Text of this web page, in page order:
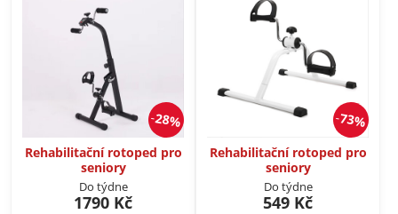
28%
Rehabilitační rotoped pro
seniory
Do týdne
1790 Kč
73%
Rehabilitační rotoped pro
seniory
Do týdne
549 Kč